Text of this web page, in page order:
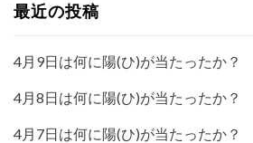
最近の投稿
4月9日は何に陽(ひ)が当たったか？
4月8日は何に陽(ひ)が当たったか？
4月7日は何に陽(ひ)が当たったか？